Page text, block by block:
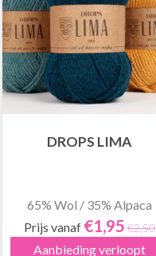
DROPS LIMA
65% Wol / 35% Alpaca
Prijs vanaf €1,95 €2,50
Aanbieding verloopt